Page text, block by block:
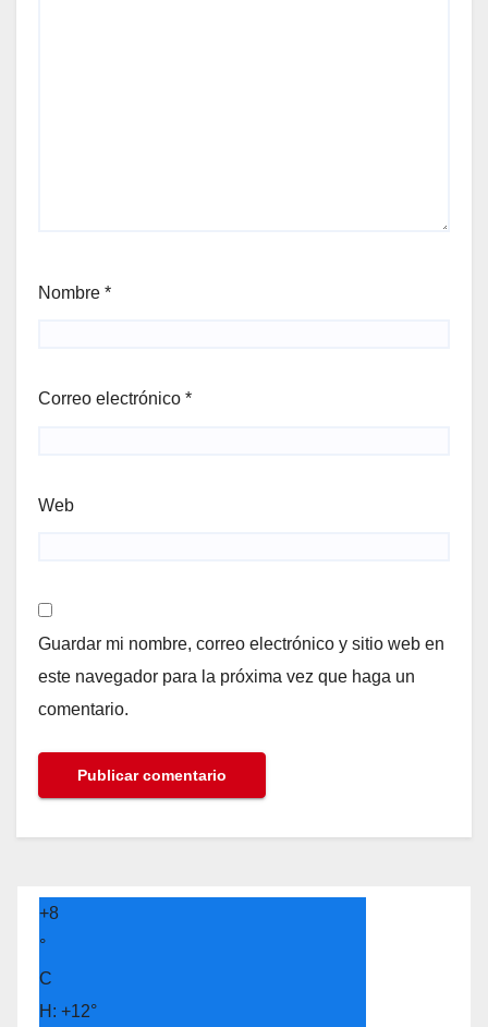
Nombre *
Correo electrónico *
Web
Guardar mi nombre, correo electrónico y sitio web en
este navegador para la próxima vez que haga un
comentario.
+8
°
C
H: +12°